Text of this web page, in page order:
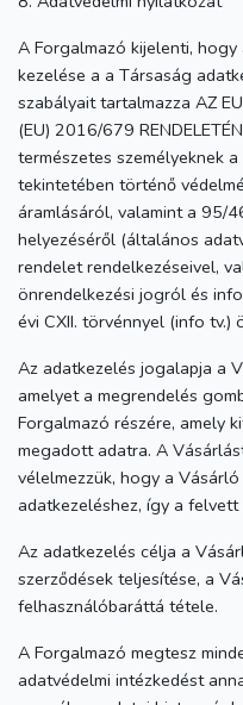
A Forgalmazó kijelenti,
kezelése a a Társaság
szabályait tartalmazza AZ
(EU) 2016/679
természetes személyeknek
tekintetében történő
áramlásáról, valamint a 95/
helyezéséről (általános
rendelet rendelkezéseivel,
önrendelkezési jogról és
évi CXII. törvénnyel (info tv.)
Az adatkezelés jogalapja a
amelyet a megrendelés
Forgalmazó részére, amely
megadott adatra. A
vélelmezzük, hogy a
adatkezeléshez, így a
Az adatkezelés célja a
szerződések teljesítése, a
felhasználóbaráttá tétele.
A Forgalmazó megtesz
adatvédelmi intézkedést